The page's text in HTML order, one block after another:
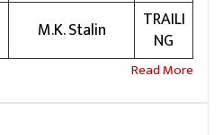
M.K. Stalin
TRAILI
NG